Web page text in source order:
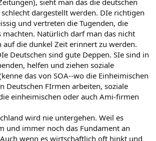
dargestellt werden. DIe richtigen
und vertreten die Tugenden, die
machten. Natürlich darf man das nicht
auf die dunkel Zeit erinnert zu werden.
Deutschen sind gute Deppen. SIe sind in
helfen und ziehen soziale
das von SOA--wo die Einheimischen
Deutschen FIrmen arbeiten, soziale
einheimischen oder auch Ami-firmen
wird nie untergehen. Weil es
und immer noch das Fundament an
wenn es wirtschaftlich oft hinkt und